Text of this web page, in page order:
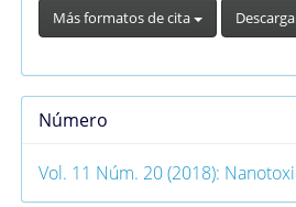
Más formatos de cita
Número
Vol. 11 Núm. 20 (2018):